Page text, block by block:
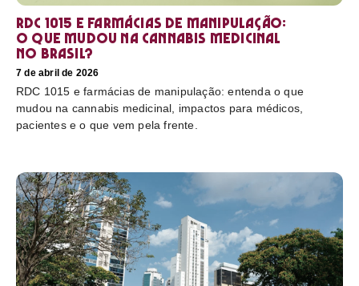
RDC 1015 e farmácias de manipulação:
o que mudou na cannabis medicinal
no Brasil?
7 de abril de 2026
RDC 1015 e farmácias de manipulação: entenda o que
mudou na cannabis medicinal, impactos para médicos,
pacientes e o que vem pela frente.